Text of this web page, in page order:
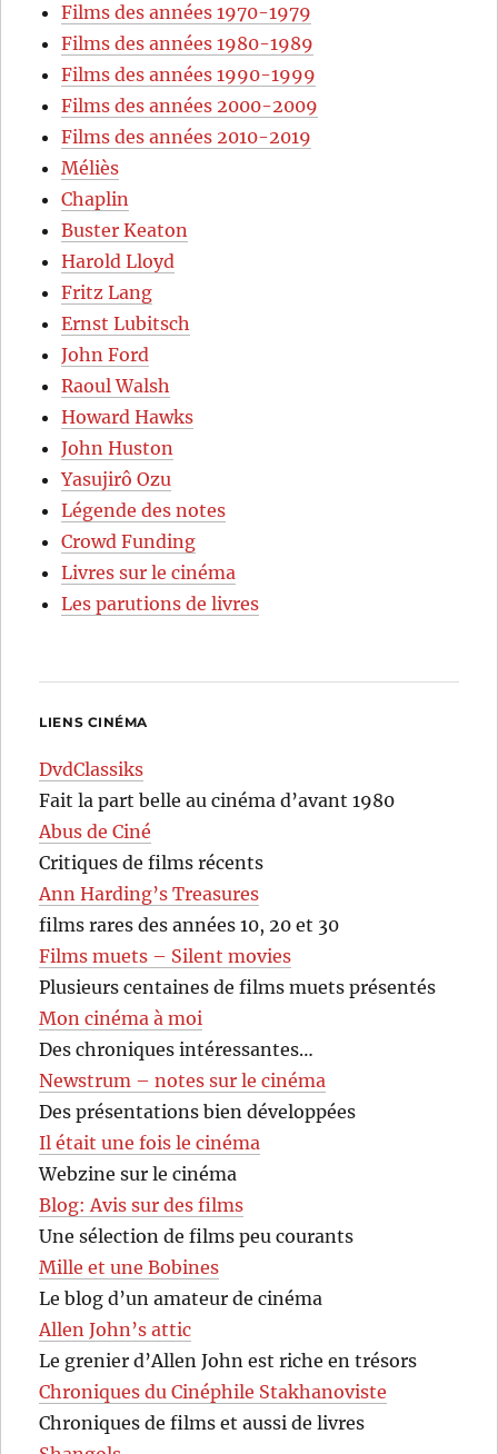
Films des années 1970-1979
Films des années 1980-1989
Films des années 1990-1999
Films des années 2000-2009
Films des années 2010-2019
Méliès
Chaplin
Buster Keaton
Harold Lloyd
Fritz Lang
Ernst Lubitsch
John Ford
Raoul Walsh
Howard Hawks
John Huston
Yasujirô Ozu
Légende des notes
Crowd Funding
Livres sur le cinéma
Les parutions de livres
LIENS CINÉMA
DvdClassiks
Fait la part belle au cinéma d’avant 1980
Abus de Ciné
Critiques de films récents
Ann Harding’s Treasures
films rares des années 10, 20 et 30
Films muets – Silent movies
Plusieurs centaines de films muets présentés
Mon cinéma à moi
Des chroniques intéressantes…
Newstrum – notes sur le cinéma
Des présentations bien développées
Il était une fois le cinéma
Webzine sur le cinéma
Blog: Avis sur des films
Une sélection de films peu courants
Mille et une Bobines
Le blog d’un amateur de cinéma
Allen John’s attic
Le grenier d’Allen John est riche en trésors
Chroniques du Cinéphile Stakhanoviste
Chroniques de films et aussi de livres